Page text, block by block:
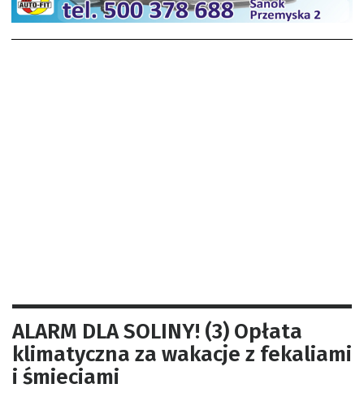
ALARM DLA SOLINY! (3) Opłata
klimatyczna za wakacje z fekaliami
i śmieciami